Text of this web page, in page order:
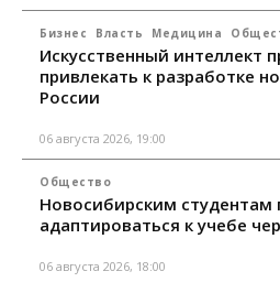
Бизнес Власть Медицина
Искусственный интеллект
привлекать к разработке
России
06 августа 2026, 19:00
Общество
Новосибирским студентам
адаптироваться к учебе
06 августа 2026, 18:00